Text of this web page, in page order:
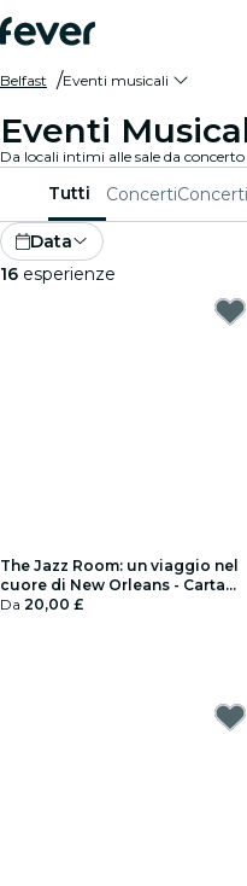
Belfast Eventi musicali
Eventi
Tutti Concerti
Data
16 esperienze
The Jazz Room: un viaggio nel
cuore di New Orleans - Carta
regalo
Da 20,00 £